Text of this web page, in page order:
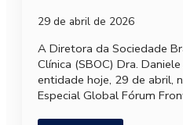
29 de abril de 2026
A Diretora da Sociedade
Clínica (SBOC) Dra.
entidade hoje, 29 de abril,
Especial Global Fórum